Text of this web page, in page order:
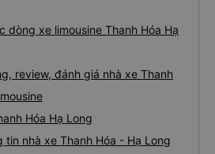
dòng xe limousine Thanh Hóa Hạ
review, đánh giá nhà xe Thanh
Hóa Hạ Long
tin nhà xe Thanh Hóa - Hạ Long